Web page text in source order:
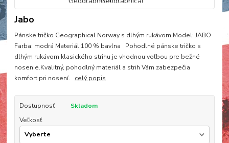
Jabo
Pánske tričko Geographical Norway s dlhým rukávom Model: JABO
Farba: modrá Materiál:100 % bavlna Pohodlné pánske tričko s
dlhým rukávom klasického strihu je vhodnou voľbou pre bežné
nosenie.Kvalitný, pohodlný materiál a strih Vám zabezpečia
komfort pri nosení. celý popis
Dostupnosť
Skladom
Veľkosť